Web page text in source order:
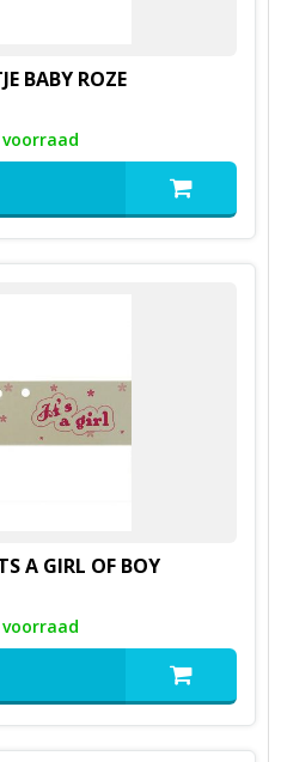
BABY ROZE
voorraad
A GIRL OF BOY
voorraad